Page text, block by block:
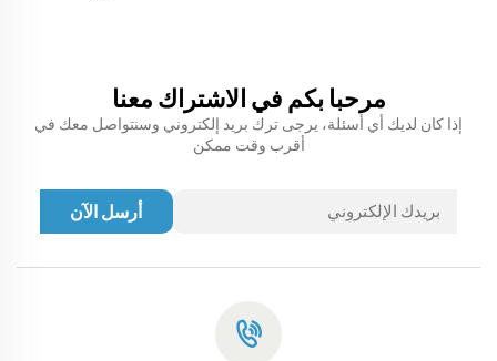
مرحبا بكم في الاشتراك معنا
إذا كان لديك أي أسئلة، يرجى ترك بريد إلكتروني وسنتواصل معك في
أقرب وقت ممكن
أرسل الآن